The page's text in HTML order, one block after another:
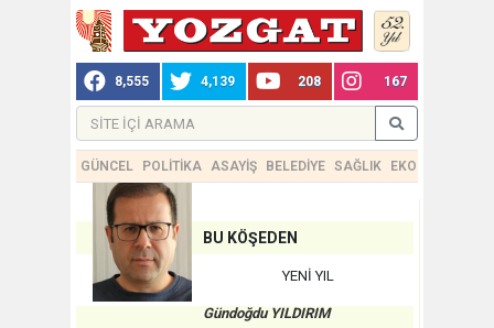
8,555 4,139 208 167
GÜNCEL POLİTİKA ASAYİŞ BELEDİYE SAĞLIK EKONOMİ
BU KÖŞEDEN
YENİ YIL
Gündoğdu YILDIRIM